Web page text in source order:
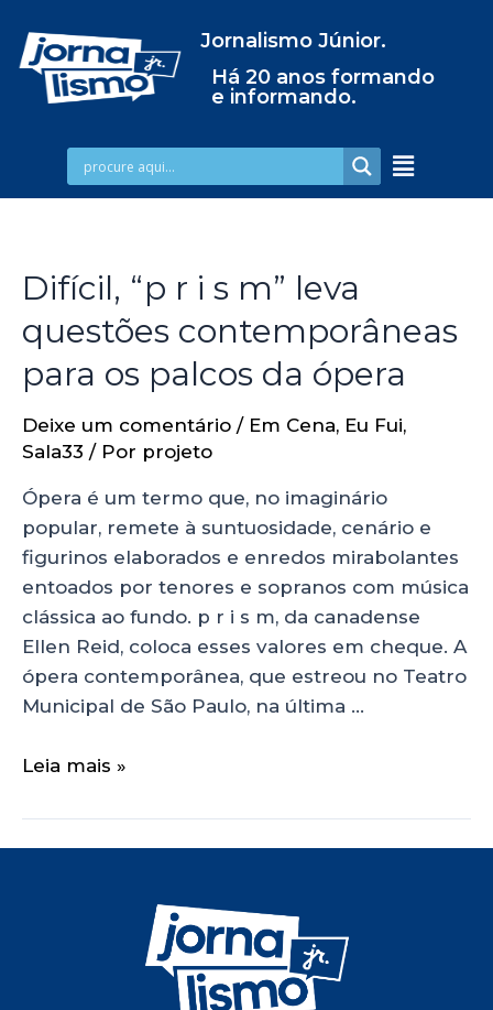
Jornalismo Júnior.
Há 20 anos formando
e informando.
Difícil, “p r i s m” leva
questões contemporâneas
para os palcos da ópera
Deixe um comentário / Em Cena, Eu Fui,
Sala33 / Por projeto
Ópera é um termo que, no imaginário
popular, remete à suntuosidade, cenário e
figurinos elaborados e enredos mirabolantes
entoados por tenores e sopranos com música
clássica ao fundo. p r i s m, da canadense
Ellen Reid, coloca esses valores em cheque. A
ópera contemporânea, que estreou no Teatro
Municipal de São Paulo, na última …
Leia mais »